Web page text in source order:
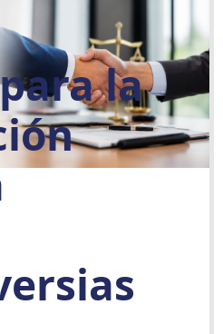
la